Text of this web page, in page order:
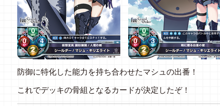
防御に特化した能力を持ち合わせたマシュの出番！
これでデッキの骨組となるカードが決定したぞ！